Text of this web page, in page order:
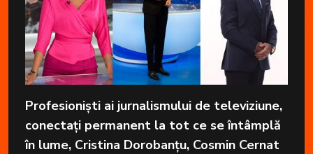
Profesioniști ai jurnalismului de televiziune,
conectați permanent la tot ce se întâmplă
în lume, Cristina Dorobanțu, Cosmin Cernat